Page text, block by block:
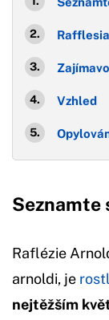
Vzhled
Seznamte
Raflézie
arnoldi, je
nejtěžším